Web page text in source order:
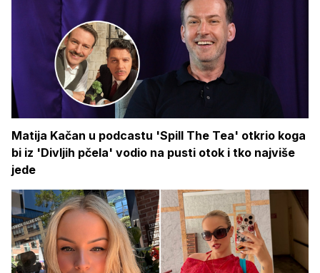
Matija Kačan u podcastu 'Spill The Tea' otkrio koga
bi iz 'Divljih pčela' vodio na pusti otok i tko najviše
jede